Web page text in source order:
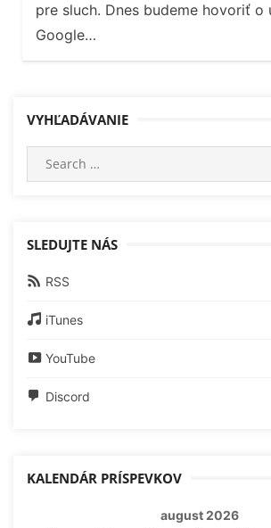
pre sluch. Dnes budeme hovoriť o
Google…
VYHĽADÁVANIE
SLEDUJTE NÁS
RSS
iTunes
YouTube
Discord
KALENDÁR PRÍSPEVKOV
august 2026